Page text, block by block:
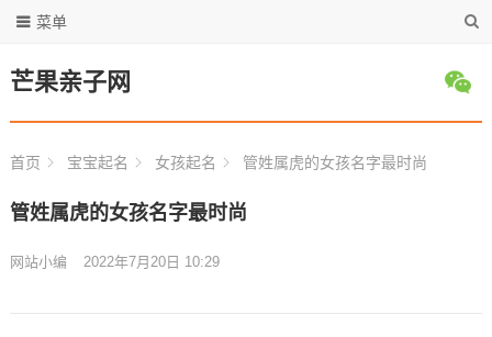
芒果亲子网
菜单
首页 宝宝起名 女孩起名 管姓属虎的女孩名字最时尚
管姓属虎的女孩名字最时尚
网站小编 2022年7月20日 10:29